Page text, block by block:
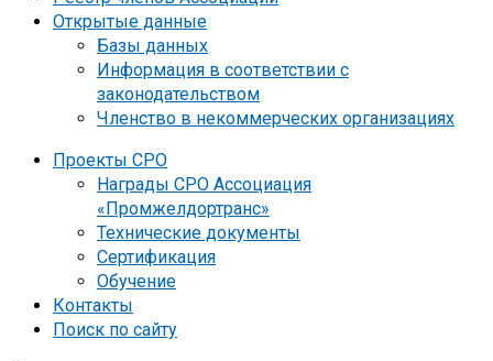
Открытые данные
Базы данных
Информация в соответствии с
законодательством
Членство в некоммерческих организациях
Проекты СРО
Награды СРО Ассоциация
«Промжелдортранс»
Технические документы
Сертификация
Обучение
Контакты
Поиск по сайту